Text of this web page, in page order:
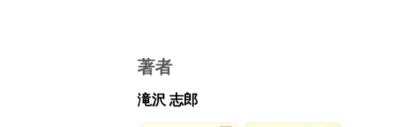
著者
滝沢 志郎